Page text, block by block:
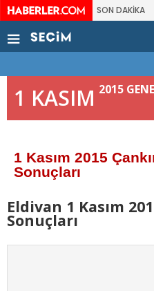
SON DAKİKA
1 KASIM 2015
1 Kasım 2015
Sonuçları
Eldivan 1 Kasım
Sonuçları